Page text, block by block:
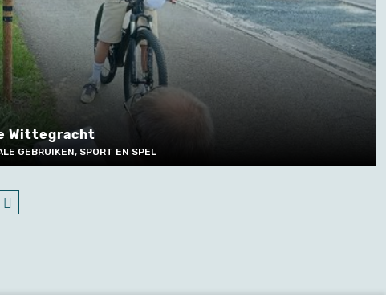
Wittegracht
GEBRUIKEN, SPORT EN SPEL